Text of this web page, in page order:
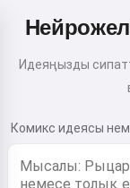
Идеяңызды
Комикс идеясы